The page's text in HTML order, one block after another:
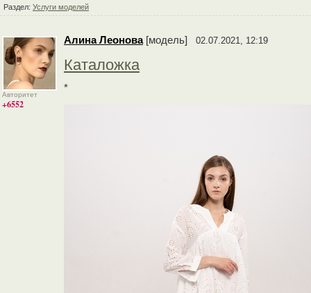
Раздел: Услуги моделей
Авторитет
+6552
Алина Леонова[модель] 02.07.2021, 12:19
Каталожка
*